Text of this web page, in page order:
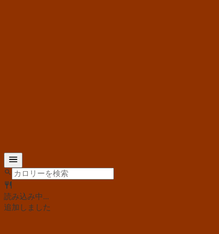
読み込み中...
追加しました